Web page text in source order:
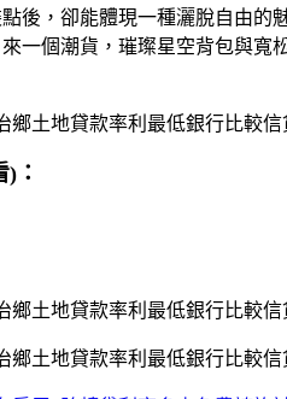
後，卻能體現一種灑脫自由
一個潮貨，璀璨星空背包與
鄉土地貸款率利最低銀行比較
：
鄉土地貸款率利最低銀行比較
鄉土地貸款率利最低銀行比較